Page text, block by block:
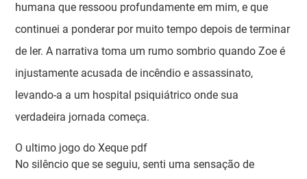
humana que ressoou profundamente em mim, e que
continuei a ponderar por muito tempo depois de terminar
de ler. A narrativa toma um rumo sombrio quando Zoe é
injustamente acusada de incêndio e assassinato,
levando-a a um hospital psiquiátrico onde sua
verdadeira jornada começa.
O ultimo jogo do Xeque pdf
No silêncio que se seguiu, senti uma sensação de